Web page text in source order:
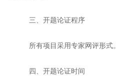
三、开题论证程序
所有项目采用专家网评形式。
四、开题论证时间